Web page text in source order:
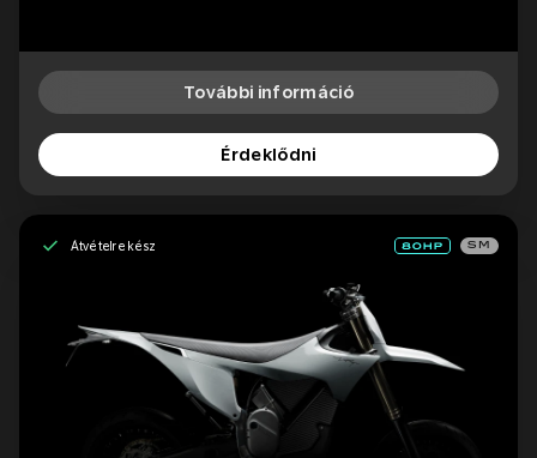
További információ
Érdeklődni
Átvételre kész SM